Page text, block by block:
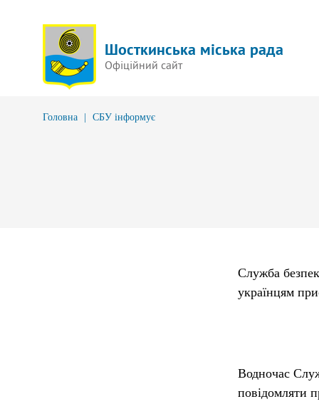
Шосткинська міська рада
Офіційний сайт
Головна СБУ інформує
Служба
українцям
Водночас
повідомляти